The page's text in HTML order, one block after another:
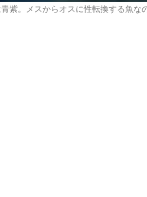
紫。メスからオスに性転換する魚な